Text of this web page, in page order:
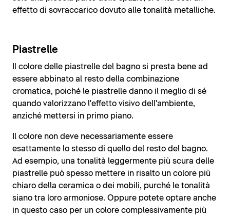
effetto di sovraccarico dovuto alle tonalità metalliche.
Piastrelle
Il colore delle piastrelle del bagno si presta bene ad
essere abbinato al resto della combinazione
cromatica, poiché le piastrelle danno il meglio di sé
quando valorizzano l'effetto visivo dell'ambiente,
anziché mettersi in primo piano.
Il colore non deve necessariamente essere
esattamente lo stesso di quello del resto del bagno.
Ad esempio, una tonalità leggermente più scura delle
piastrelle può spesso mettere in risalto un colore più
chiaro della ceramica o dei mobili, purché le tonalità
siano tra loro armoniose. Oppure potete optare anche
in questo caso per un colore complessivamente più